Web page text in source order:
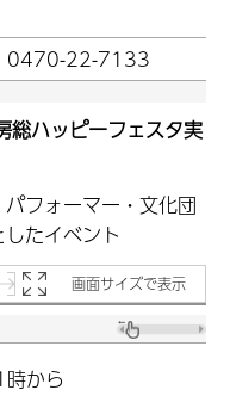
0470-22-7133
総ハッピーフェスタ実
フォーマー・文化団
たイベント
画面サイズで表示
から